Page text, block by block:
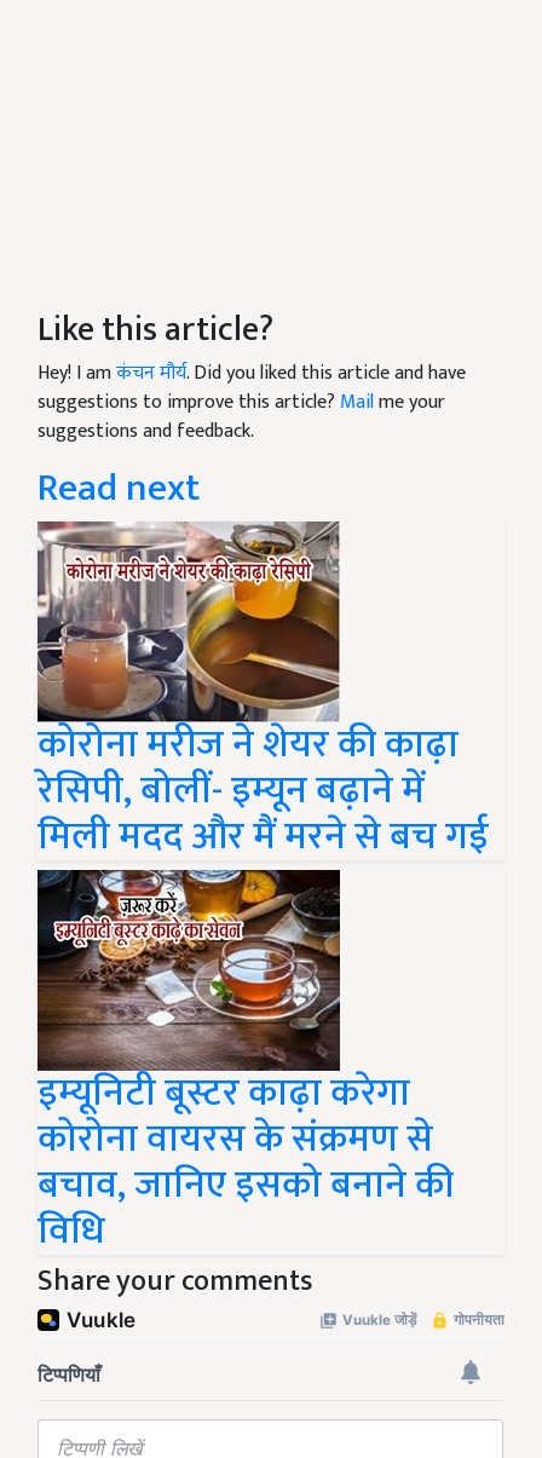
Like this article?
Hey! I amकंचन मौर्य. Did you liked this article and have
suggestions to improve this article? Mailme your
suggestions and feedback.
Read next
कोरोना मरीज ने शेयर की काढ़ा
रेसिपी, बोलीं- इम्यून बढ़ाने में
मिली मदद और मैं मरने से बच गई
इम्यूनिटी बूस्टर काढ़ा करेगा
कोरोना वायरस के संक्रमण से
बचाव, जानिए इसको बनाने की
विधि
Share your comments